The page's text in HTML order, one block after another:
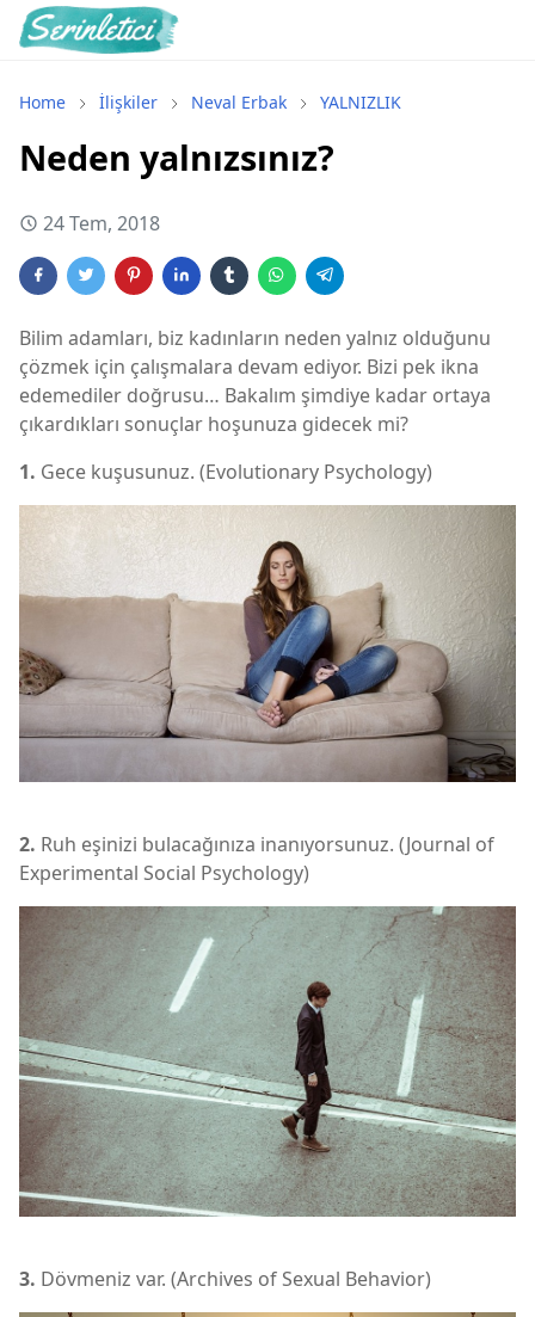
Home İlişkiler Neval Erbak YALNIZLIK
Neden yalnızsınız?
24 Tem, 2018
Bilim adamları, biz kadınların neden yalnız olduğunu
çözmek için çalışmalara devam ediyor. Bizi pek ikna
edemediler doğrusu… Bakalım şimdiye kadar ortaya
çıkardıkları sonuçlar hoşunuza gidecek mi?
1. Gece kuşusunuz. (Evolutionary Psychology)
2. Ruh eşinizi bulacağınıza inanıyorsunuz. (Journal of
Experimental Social Psychology)
3. Dövmeniz var. (Archives of Sexual Behavior)